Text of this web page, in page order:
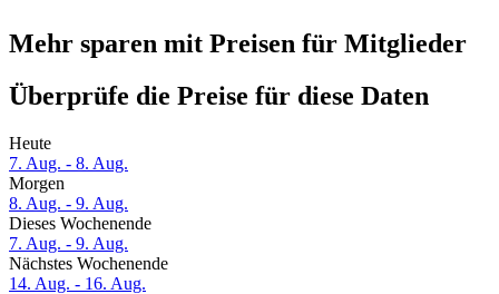
Mehr sparen mit Preisen für Mitglieder
Überprüfe die Preise für diese Daten
Heute
7. Aug. - 8. Aug.
Morgen
8. Aug. - 9. Aug.
Dieses Wochenende
7. Aug. - 9. Aug.
Nächstes Wochenende
14. Aug. - 16. Aug.